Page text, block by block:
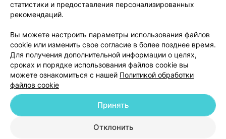
Персональные настройки cookie
Обработка персональных данных
© 2026 ООО «Артокс Лаб», УНП 191700409| 220012, Республика Беларусь,
статистики и предоставления персонализированных
рекомендаций.
Вы можете настроить параметры использования файлов
cookie или изменить свое согласие в более позднее время.
Для получения дополнительной информации о целях,
сроках и порядке использования файлов cookie вы
можете ознакомиться с нашей Политикой обработки
файлов cookie
Отклонить
Принять